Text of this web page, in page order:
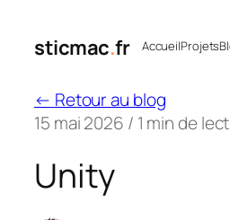
sticmac.fr AccueilProjets
← Retour au blog
15 mai 2026 / 1 min de
Unity